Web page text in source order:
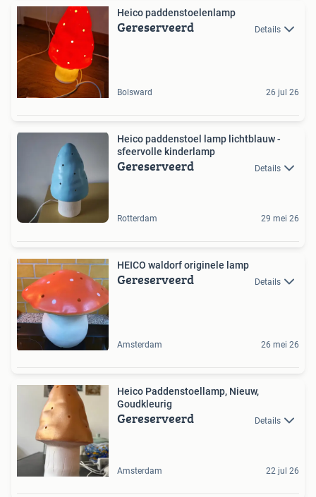
Heico paddenstoelenlamp
Gereserveerd Details
Bolsward 26 jul 26
Heico paddenstoel lamp lichtblauw -
sfeervolle kinderlamp
Gereserveerd Details
Rotterdam 29 mei 26
HEICO waldorf originele lamp
Gereserveerd Details
Amsterdam 26 mei 26
Heico Paddenstoellamp, Nieuw,
Goudkleurig
Gereserveerd Details
Amsterdam 22 jul 26